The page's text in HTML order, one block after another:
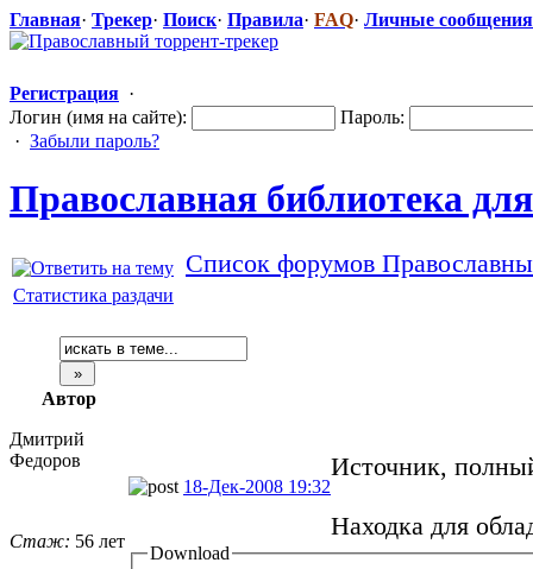
Главная· Трекер· Поиск· Правила· FAQ· Личные сообщения
Регистрация ·
Логин (имя на сайте):
Пароль:
· Забыли пароль?
Православная библиотека
Список форумов
Статистика раздачи
Автор
Дмитрий
Федоров
Стаж: 56 лет
18-Дек-2008 19:32
Источник,
Находка для
Download